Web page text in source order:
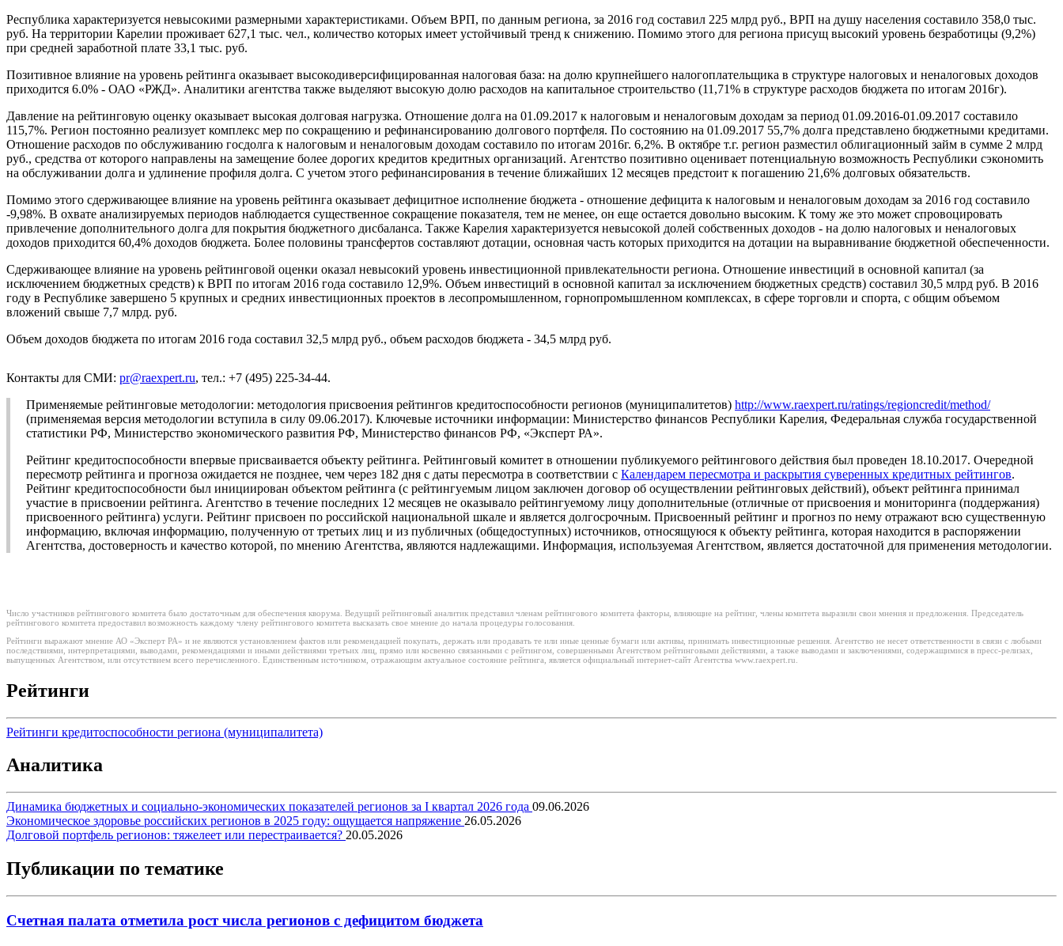
Республика характеризуется невысокими размерными характеристиками. Объем ВРП, по данным региона, за 2016 год составил 225 млрд руб., ВРП на душу населения составило 358,0 тыс.
руб. На территории Карелии проживает 627,1 тыс. чел., количество которых имеет устойчивый тренд к снижению. Помимо этого для региона присущ высокий уровень безработицы (9,2%)
при средней заработной плате 33,1 тыс. руб.
Позитивное влияние на уровень рейтинга оказывает высокодиверсифицированная налоговая база: на долю крупнейшего налогоплательщика в структуре налоговых и неналоговых доходов
приходится 6.0% - ОАО «РЖД». Аналитики агентства также выделяют высокую долю расходов на капитальное строительство (11,71% в структуре расходов бюджета по итогам 2016г).
Давление на рейтинговую оценку оказывает высокая долговая нагрузка. Отношение долга на 01.09.2017 к налоговым и неналоговым доходам за период 01.09.2016-01.09.2017 составило
115,7%. Регион постоянно реализует комплекс мер по сокращению и рефинансированию долгового портфеля. По состоянию на 01.09.2017 55,7% долга представлено бюджетными кредитами.
Отношение расходов по обслуживанию госдолга к налоговым и неналоговым доходам составило по итогам 2016г. 6,2%. В октябре т.г. регион разместил облигационный займ в сумме 2 млрд
руб., средства от которого направлены на замещение более дорогих кредитов кредитных организаций. Агентство позитивно оценивает потенциальную возможность Республики сэкономить
на обслуживании долга и удлинение профиля долга. С учетом этого рефинансирования в течение ближайших 12 месяцев предстоит к погашению 21,6% долговых обязательств.
Помимо этого сдерживающее влияние на уровень рейтинга оказывает дефицитное исполнение бюджета - отношение дефицита к налоговым и неналоговым доходам за 2016 год составило
-9,98%. В охвате анализируемых периодов наблюдается существенное сокращение показателя, тем не менее, он еще остается довольно высоким. К тому же это может спровоцировать
привлечение дополнительного долга для покрытия бюджетного дисбаланса. Также Карелия характеризуется невысокой долей собственных доходов - на долю налоговых и неналоговых
доходов приходится 60,4% доходов бюджета. Более половины трансфертов составляют дотации, основная часть которых приходится на дотации на выравнивание бюджетной обеспеченности.
Сдерживающее влияние на уровень рейтинговой оценки оказал невысокий уровень инвестиционной привлекательности региона. Отношение инвестиций в основной капитал (за
исключением бюджетных средств) к ВРП по итогам 2016 года составило 12,9%. Объем инвестиций в основной капитал за исключением бюджетных средств) составил 30,5 млрд руб. В 2016
году в Республике завершено 5 крупных и средних инвестиционных проектов в лесопромышленном, горнопромышленном комплексах, в сфере торговли и спорта, с общим объемом
вложений свыше 7,7 млрд. руб.
Объем доходов бюджета по итогам 2016 года составил 32,5 млрд руб., объем расходов бюджета - 34,5 млрд руб.
Контакты для СМИ: pr@raexpert.ru, тел.: +7 (495) 225-34-44.
Применяемые рейтинговые методологии: методология присвоения рейтингов кредитоспособности регионов (муниципалитетов) http://www.raexpert.ru/ratings/regioncredit/method/
(применяемая версия методологии вступила в силу 09.06.2017). Ключевые источники информации: Министерство финансов Республики Карелия, Федеральная служба государственной
статистики РФ, Министерство экономического развития РФ, Министерство финансов РФ, «Эксперт РА».
Рейтинг кредитоспособности впервые присваивается объекту рейтинга. Рейтинговый комитет в отношении публикуемого рейтингового действия был проведен 18.10.2017. Очередной
пересмотр рейтинга и прогноза ожидается не позднее, чем через 182 дня с даты пересмотра в соответствии с Календарем пересмотра и раскрытия суверенных кредитных рейтингов.
Рейтинг кредитоспособности был инициирован объектом рейтинга (с рейтингуемым лицом заключен договор об осуществлении рейтинговых действий), объект рейтинга принимал
участие в присвоении рейтинга. Агентство в течение последних 12 месяцев не оказывало рейтингуемому лицу дополнительные (отличные от присвоения и мониторинга (поддержания)
присвоенного рейтинга) услуги. Рейтинг присвоен по российской национальной шкале и является долгосрочным. Присвоенный рейтинг и прогноз по нему отражают всю существенную
информацию, включая информацию, полученную от третьих лиц и из публичных (общедоступных) источников, относящуюся к объекту рейтинга, которая находится в распоряжении
Агентства, достоверность и качество которой, по мнению Агентства, являются надлежащими. Информация, используемая Агентством, является достаточной для применения методологии.
Число участников рейтингового комитета было достаточным для обеспечения кворума. Ведущий рейтинговый аналитик представил членам рейтингового комитета факторы, влияющие на рейтинг, члены комитета выразили свои мнения и предложения. Председатель
рейтингового комитета предоставил возможность каждому члену рейтингового комитета высказать свое мнение до начала процедуры голосования.
Рейтинги выражают мнение АО «Эксперт РА» и не являются установлением фактов или рекомендацией покупать, держать или продавать те или иные ценные бумаги или активы, принимать инвестиционные решения. Агентство не несет ответственности в связи с любыми
последствиями, интерпретациями, выводами, рекомендациями и иными действиями третьих лиц, прямо или косвенно связанными с рейтингом, совершенными Агентством рейтинговыми действиями, а также выводами и заключениями, содержащимися в пресс-релизах,
выпущенных Агентством, или отсутствием всего перечисленного. Единственным источником, отражающим актуальное состояние рейтинга, является официальный интернет-сайт Агентства www.raexpert.ru.
Рейтинги
Рейтинги кредитоспособности региона (муниципалитета)
Аналитика
Динамика бюджетных и социально-экономических показателей регионов за I квартал 2026 года 09.06.2026
Экономическое здоровье российских регионов в 2025 году: ощущается напряжение 26.05.2026
Долговой портфель регионов: тяжелеет или перестраивается? 20.05.2026
Публикации по тематике
Счетная палата отметила рост числа регионов с дефицитом бюджета